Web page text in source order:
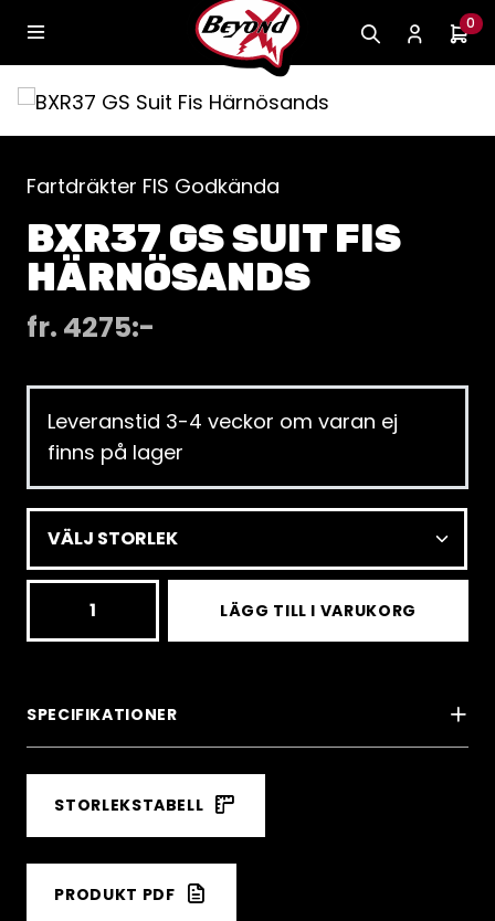
0
Fartdräkter FIS Godkända
BXR37 GS SUIT FIS
HÄRNÖSANDS
fr. 4275:-
Leveranstid 3-4 veckor om varan ej
finns på lager
mängd
LÄGG TILL I VARUKORG
SPECIFIKATIONER
STORLEKSTABELL
PRODUKT PDF